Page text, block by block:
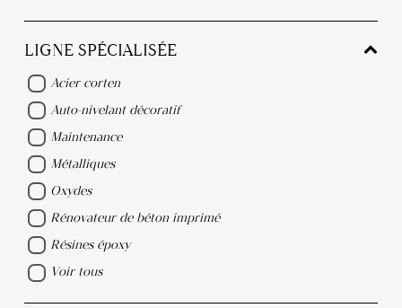
LIGNE SPÉCIALISÉE
Acier corten
Auto-nivelant décoratif
Maintenance
Métalliques
Oxydes
Rénovateur de béton imprimé
Résines époxy
Voir tous